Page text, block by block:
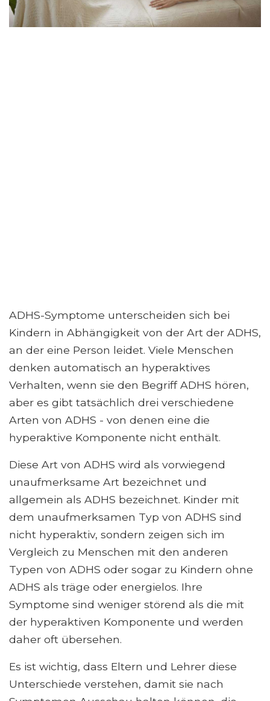
ADHS-Symptome unterscheiden sich bei
Kindern in Abhängigkeit von der Art der ADHS,
an der eine Person leidet. Viele Menschen
denken automatisch an hyperaktives
Verhalten, wenn sie den Begriff ADHS hören,
aber es gibt tatsächlich drei verschiedene
Arten von ADHS - von denen eine die
hyperaktive Komponente nicht enthält.
Diese Art von ADHS wird als vorwiegend
unaufmerksame Art bezeichnet und
allgemein als ADHS bezeichnet. Kinder mit
dem unaufmerksamen Typ von ADHS sind
nicht hyperaktiv, sondern zeigen sich im
Vergleich zu Menschen mit den anderen
Typen von ADHS oder sogar zu Kindern ohne
ADHS als träge oder energielos. Ihre
Symptome sind weniger störend als die mit
der hyperaktiven Komponente und werden
daher oft übersehen.
Es ist wichtig, dass Eltern und Lehrer diese
Unterschiede verstehen, damit sie nach